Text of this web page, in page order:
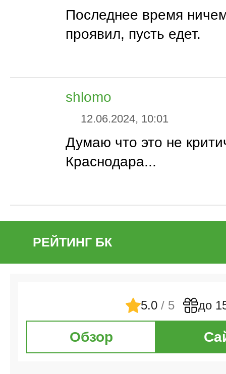
Последнее время
проявил, пусть едет.
shlomo
12.06.2024, 10:01
Думаю что это не
Краснодара...
РЕЙТИНГ БК
5.0 / 5 до
Обзор